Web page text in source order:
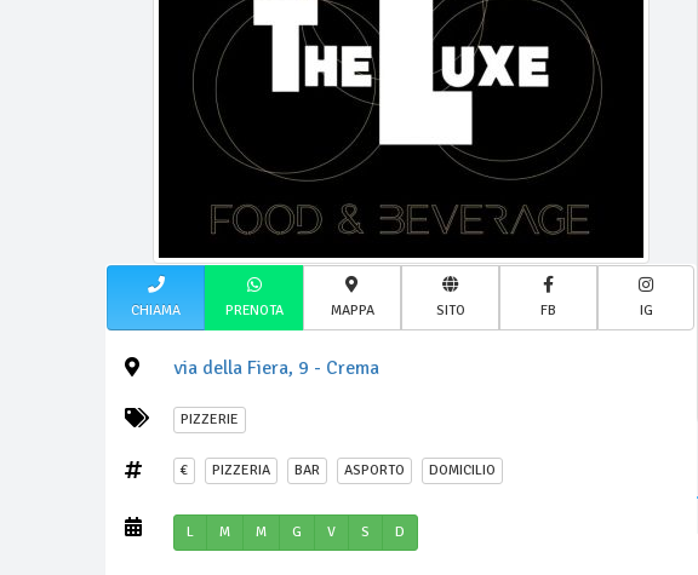
CHIAMA PRENOTA MAPPA SITO FB IG
via della Fiera, 9 - Crema
PIZZERIE
€ PIZZERIA BAR ASPORTO DOMICILIO
L M M G V S D